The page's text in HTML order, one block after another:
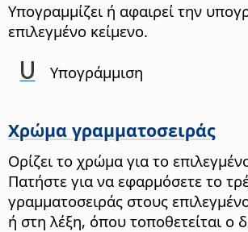
Υπογραμμίζει ή αφαιρεί την
επιλεγμένο κείμενο.
Υπογράμμιση
Χρώμα γραμματοσειράς
Ορίζει το χρώμα για το
Πατήστε για να εφαρμόσετε το
γραμματοσειράς στους
ή στη λέξη, όπου τοποθετείται ο